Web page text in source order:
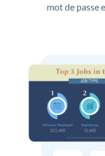
mot de passe